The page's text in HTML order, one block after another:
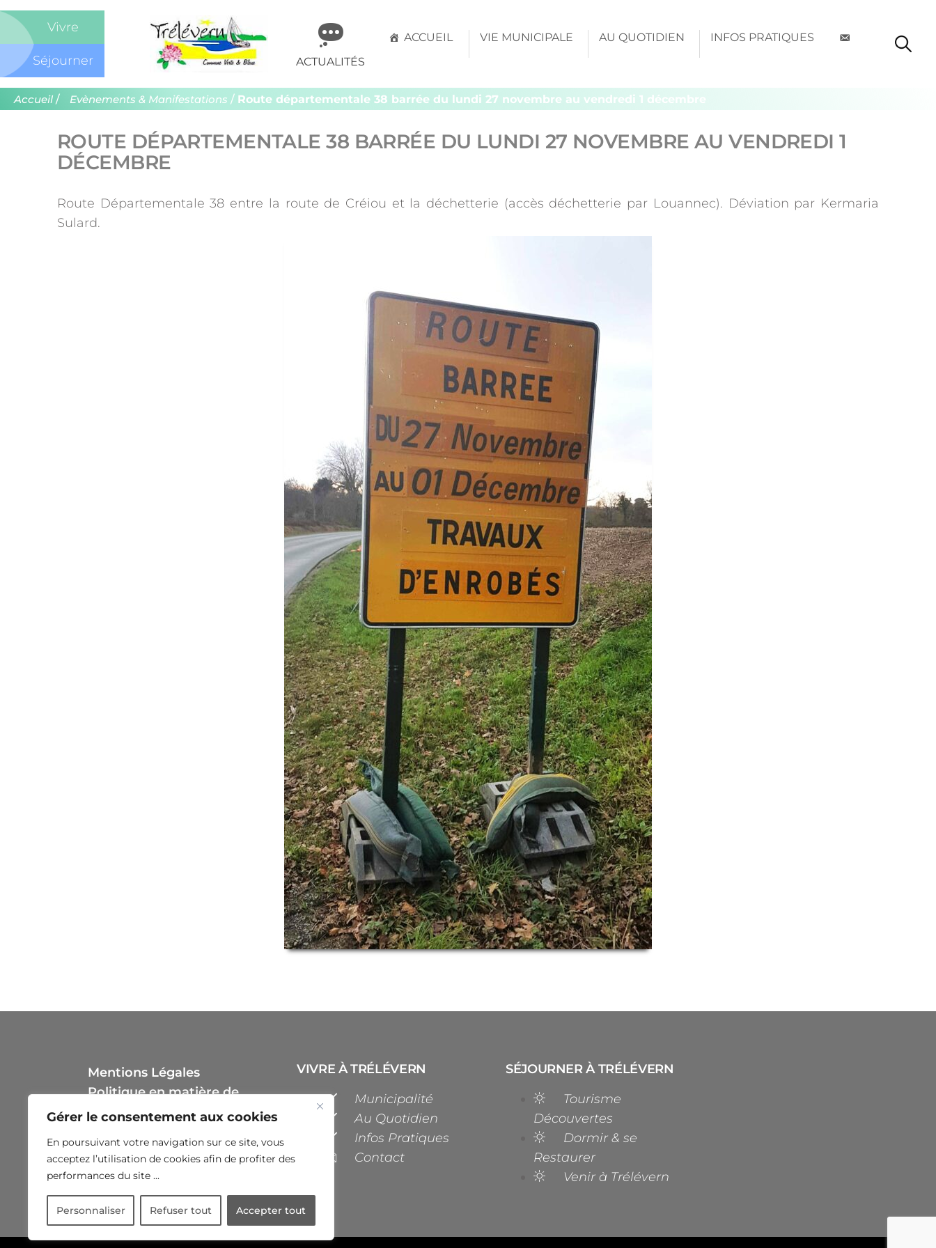
Gérer le consentement aux cookies
En poursuivant votre navigation sur ce site, vous
acceptez l’utilisation de cookies afin de profiter des
performances du site ...
Personnaliser Refuser tout Accepter tout
Vivre
Séjourner
Commune
Trélévern
ACTUALITÉS
ACCUEIL VIE MUNICIPALE AU QUOTIDIEN INFOS PRATIQUES
Accueil / Evènements & Manifestations / Route départementale 38 barrée du lundi 27 novembre au vendredi 1 décembre
ROUTE DÉPARTEMENTALE 38 BARRÉE DU LUNDI 27 NOVEMBRE AU VENDREDI 1
DÉCEMBRE
Route Départementale 38 entre la route de Créiou et la déchetterie (accès déchetterie par Louannec). Déviation par Kermaria
Sulard.
Mentions Légales
Politique en matière de
cookies
VIVRE À TRÉLÉVERN
Municipalité
Au Quotidien
Infos Pratiques
Contact
SÉJOURNER À TRÉLÉVERN
Tourisme
Découvertes
Dormir & se
Restaurer
Venir à Trélévern